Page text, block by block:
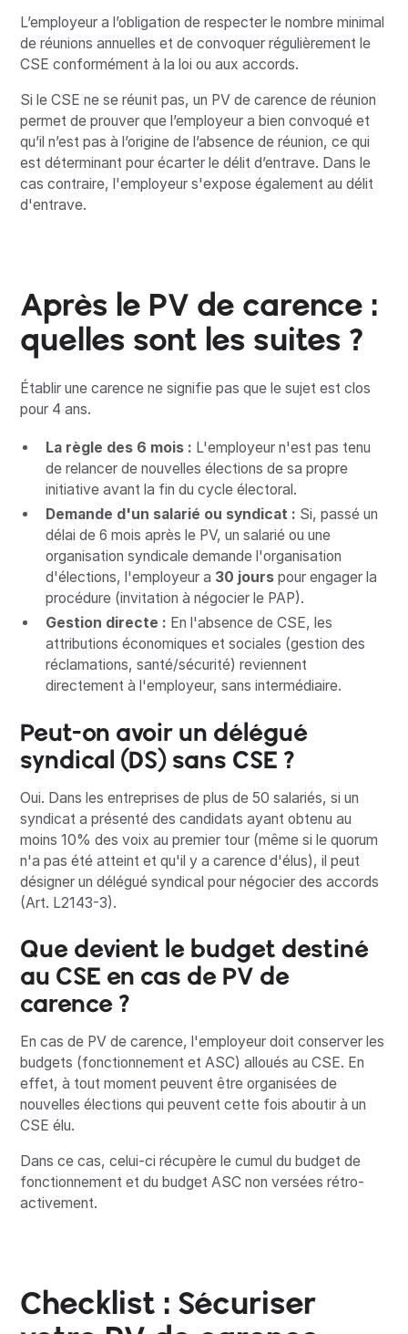
L’employeur a l’obligation de respecter le nombre minimal
de réunions annuelles et de convoquer régulièrement le
CSE conformément à la loi ou aux accords.
Si le CSE ne se réunit pas, un PV de carence de réunion
permet de prouver que l’employeur a bien convoqué et
qu’il n’est pas à l’origine de l’absence de réunion, ce qui
est déterminant pour écarter le délit d’entrave. Dans le
cas contraire, l'employeur s'expose également au délit
d'entrave.
Après le PV de carence :
quelles sont les suites ?
Établir une carence ne signifie pas que le sujet est clos
pour 4 ans.
La règle des 6 mois : L'employeur n'est pas tenu
de relancer de nouvelles élections de sa propre
initiative avant la fin du cycle électoral.
Demande d'un salarié ou syndicat : Si, passé un
délai de 6 mois après le PV, un salarié ou une
organisation syndicale demande l'organisation
d'élections, l'employeur a 30 jourspour engager la
procédure (invitation à négocier le PAP).
Gestion directe : En l'absence de CSE, les
attributions économiques et sociales (gestion des
réclamations, santé/sécurité) reviennent
directement à l'employeur, sans intermédiaire.
Peut-on avoir un délégué
syndical (DS) sans CSE ?
Oui. Dans les entreprises de plus de 50 salariés, si un
syndicat a présenté des candidats ayant obtenu au
moins 10% des voix au premier tour (même si le quorum
n'a pas été atteint et qu'il y a carence d'élus), il peut
désigner un délégué syndical pour négocier des accords
(Art. L2143-3).
Que devient le budget destiné
au CSE en cas de PV de
carence ?
En cas de PV de carence, l'employeur doit conserver les
budgets (fonctionnement et ASC) alloués au CSE. En
effet, à tout moment peuvent être organisées de
nouvelles élections qui peuvent cette fois aboutir à un
CSE élu.
Dans ce cas, celui-ci récupère le cumul du budget de
fonctionnement et du budget ASC non versées rétro-
activement.
Checklist : Sécuriser